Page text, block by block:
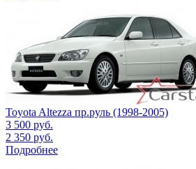
Toyota Altezza пр.руль (1998-2005)
3 500 руб.
2 350 руб.
Подробнее